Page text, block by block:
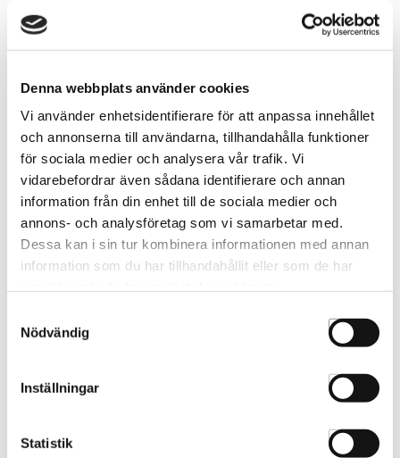
Denna webbplats använder cookies
Vi använder enhetsidentifierare för att anpassa innehållet
och annonserna till användarna, tillhandahålla funktioner
för sociala medier och analysera vår trafik. Vi
vidarebefordrar även sådana identifierare och annan
information från din enhet till de sociala medier och
annons- och analysföretag som vi samarbetar med.
Dessa kan i sin tur kombinera informationen med annan
information som du har tillhandahållit eller som de har
Nödvändig
Inställningar
Statistik
KÖP KÖP
Smidigt hårband som man